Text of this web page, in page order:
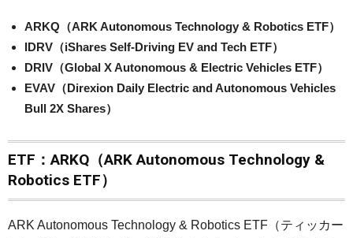
ARKQ（ARK Autonomous Technology & Robotics ETF）
IDRV（iShares Self-Driving EV and Tech ETF）
DRIV（Global X Autonomous & Electric Vehicles ETF）
EVAV（Direxion Daily Electric and Autonomous Vehicles
Bull 2X Shares）
ETF：ARKQ（ARK Autonomous Technology &
Robotics ETF）
ARK Autonomous Technology & Robotics ETF（ティッカー